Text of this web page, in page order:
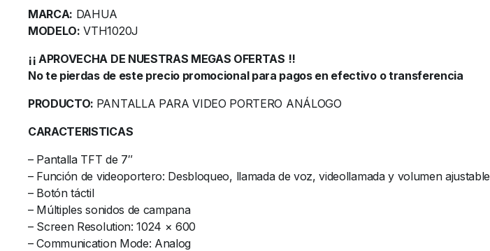
MARCA: DAHUA
MODELO: VTH1020J
¡¡ APROVECHA DE NUESTRAS MEGAS OFERTAS !!
No te pierdas de este precio promocional para pagos en efectivo o transferencia
PRODUCTO: PANTALLA PARA VIDEO PORTERO ANÁLOGO
CARACTERISTICAS
– Pantalla TFT de 7″
– Función de videoportero: Desbloqueo, llamada de voz, videollamada y volumen ajustable
– Botón táctil
– Múltiples sonidos de campana
– Screen Resolution: 1024 × 600
– Communication Mode: Analog